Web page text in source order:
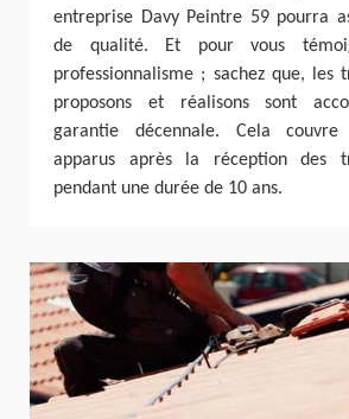
entreprise Davy Peintre 59 pourra
de qualité. Et pour vous
professionnalisme ; sachez que, les
proposons et réalisons sont
garantie décennale. Cela couvre
apparus après la réception des
pendant une durée de 10 ans.